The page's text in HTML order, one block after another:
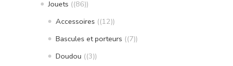
Jouets (86)
Accessoires (12)
Bascules et porteurs (7)
Doudou (3)